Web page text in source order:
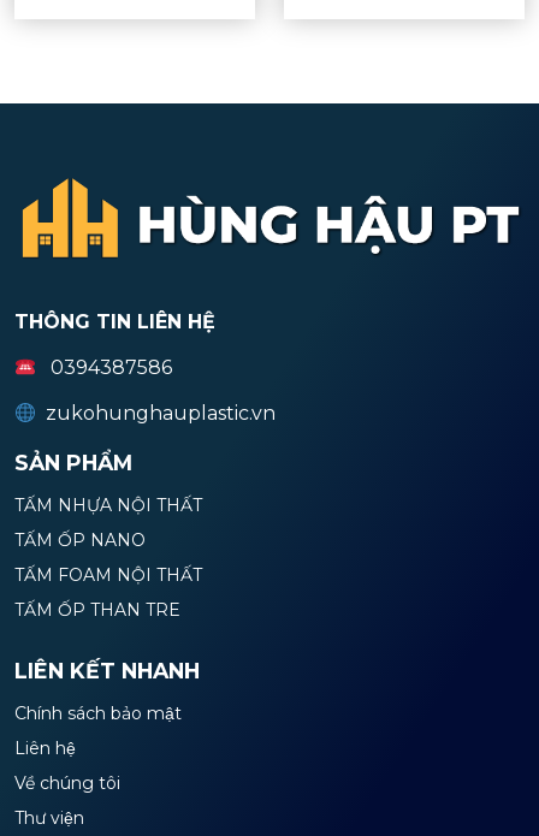
THÔNG TIN LIÊN HỆ
0394387586
zukohunghauplastic.vn
SẢN PHẨM
TẤM NHỰA NỘI THẤT
TẤM ỐP NANO
TẤM FOAM NỘI THẤT
TẤM ỐP THAN TRE
LIÊN KẾT NHANH
Chính sách bảo mật
Liên hệ
Về chúng tôi
Thư viện